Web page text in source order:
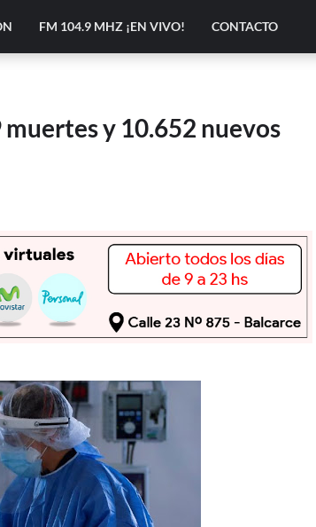
FM 104.9 MHZ ¡EN VIVO! CONTACTO
y 10.652 nuevos